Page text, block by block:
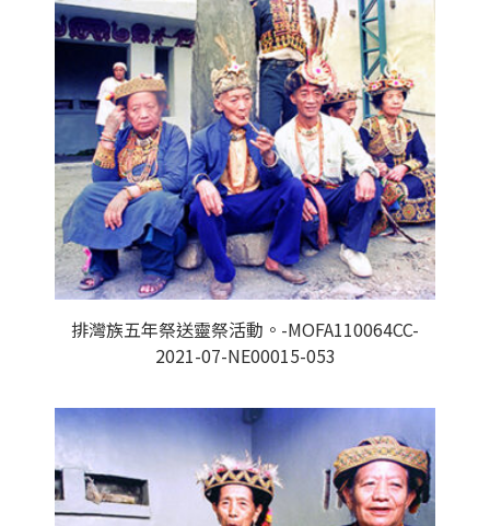
排灣族五年祭送靈祭活動。-MOFA110064CC-
2021-07-NE00015-053